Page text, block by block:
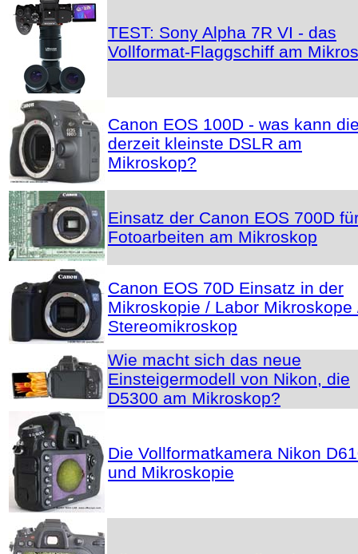
TEST: Sony Alpha 7R VI - das
Vollformat-Flaggschiff am
Canon EOS 100D - was kann
derzeit kleinste DSLR am
Mikroskop?
Einsatz der Canon EOS 700D
Fotoarbeiten am Mikroskop
Canon EOS 70D Einsatz in der
Mikroskopie / Labor Mikroskope
Stereomikroskop
Wie macht sich das neue
Einsteigermodell von Nikon, die
D5300 am Mikroskop?
Die Vollformatkamera Nikon
und Mikroskopie